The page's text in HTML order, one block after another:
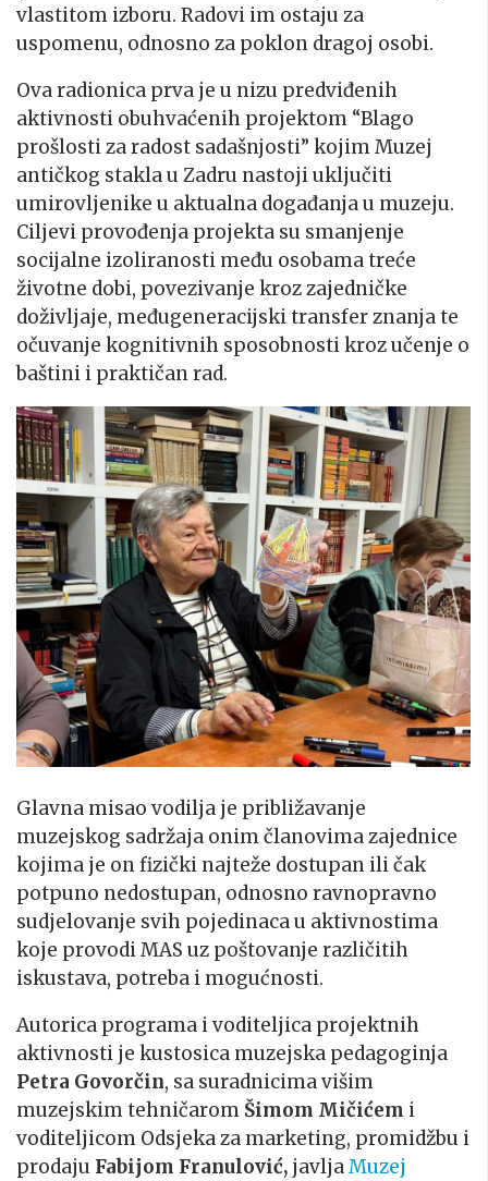
vlastitom izboru. Radovi im ostaju za
uspomenu, odnosno za poklon dragoj osobi.
Ova radionica prva je u nizu predviđenih
aktivnosti obuhvaćenih projektom “Blago
prošlosti za radost sadašnjosti” kojim Muzej
antičkog stakla u Zadru nastoji uključiti
umirovljenike u aktualna događanja u muzeju.
Ciljevi provođenja projekta su smanjenje
socijalne izoliranosti među osobama treće
životne dobi, povezivanje kroz zajedničke
doživljaje, međugeneracijski transfer znanja te
očuvanje kognitivnih sposobnosti kroz učenje o
baštini i praktičan rad.
Glavna misao vodilja je približavanje
muzejskog sadržaja onim članovima zajednice
kojima je on fizički najteže dostupan ili čak
potpuno nedostupan, odnosno ravnopravno
sudjelovanje svih pojedinaca u aktivnostima
koje provodi MAS uz poštovanje različitih
iskustava, potreba i mogućnosti.
Autorica programa i voditeljica projektnih
aktivnosti je kustosica muzejska pedagoginja
Petra Govorčin, sa suradnicima višim
muzejskim tehničarom Šimom Mičićem i
voditeljicom Odsjeka za marketing, promidžbu i
prodaju Fabijom Franulović, javljaMuzej